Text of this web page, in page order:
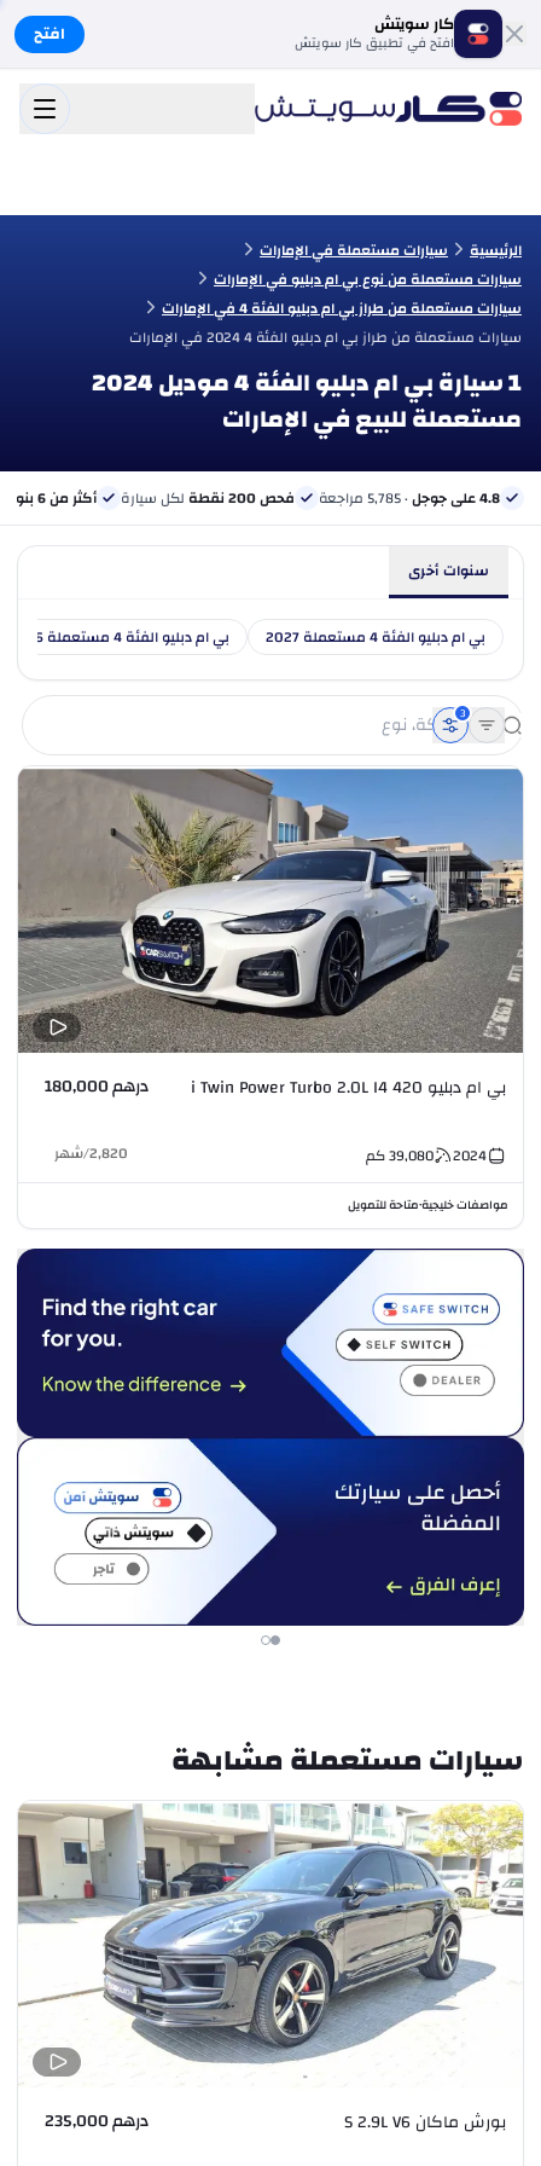
كار سويتش
افتح في تطبيق كار سويتش افتح
الرئيسية
سيارات مستعملة في الإمارات
سيارات مستعملة من نوع بي ام دبليو في الإمارات
سيارات مستعملة من طراز بي ام دبليو الفئة 4 في الإمارات
سيارات مستعملة من طراز بي ام دبليو الفئة 4 2024 في الإمارات
1 سيارة بي ام دبليو الفئة 4 موديل 2024
مستعملة للبيع في الإمارات
4.8 على جوجل · 5,785 مراجعة فحص 200 نقطة لكل سيارة أكثر من 6 بنوك
سنوات أخرى
بي ام دبليو الفئة 4 مستعملة 2027 بي ام دبليو الفئة 4 مستعملة 2026
3
بي ام دبليو 420 i Twin Power Turbo 2.0L I4 درهم 180,000
2024
39,080كم 2,820
/شهر
مواصفات خليجية•متاحة للتمويل
سيارات مستعملة مشابهة
بورش ماكان S 2.9L V6 درهم 235,000